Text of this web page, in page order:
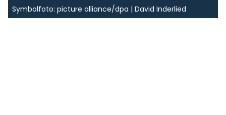
Symbolfoto: picture alliance/dpa | David Inderlied